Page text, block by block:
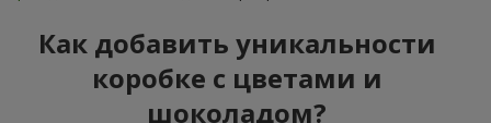
Как добавить уникальности
коробке с цветами и
шоколадом?